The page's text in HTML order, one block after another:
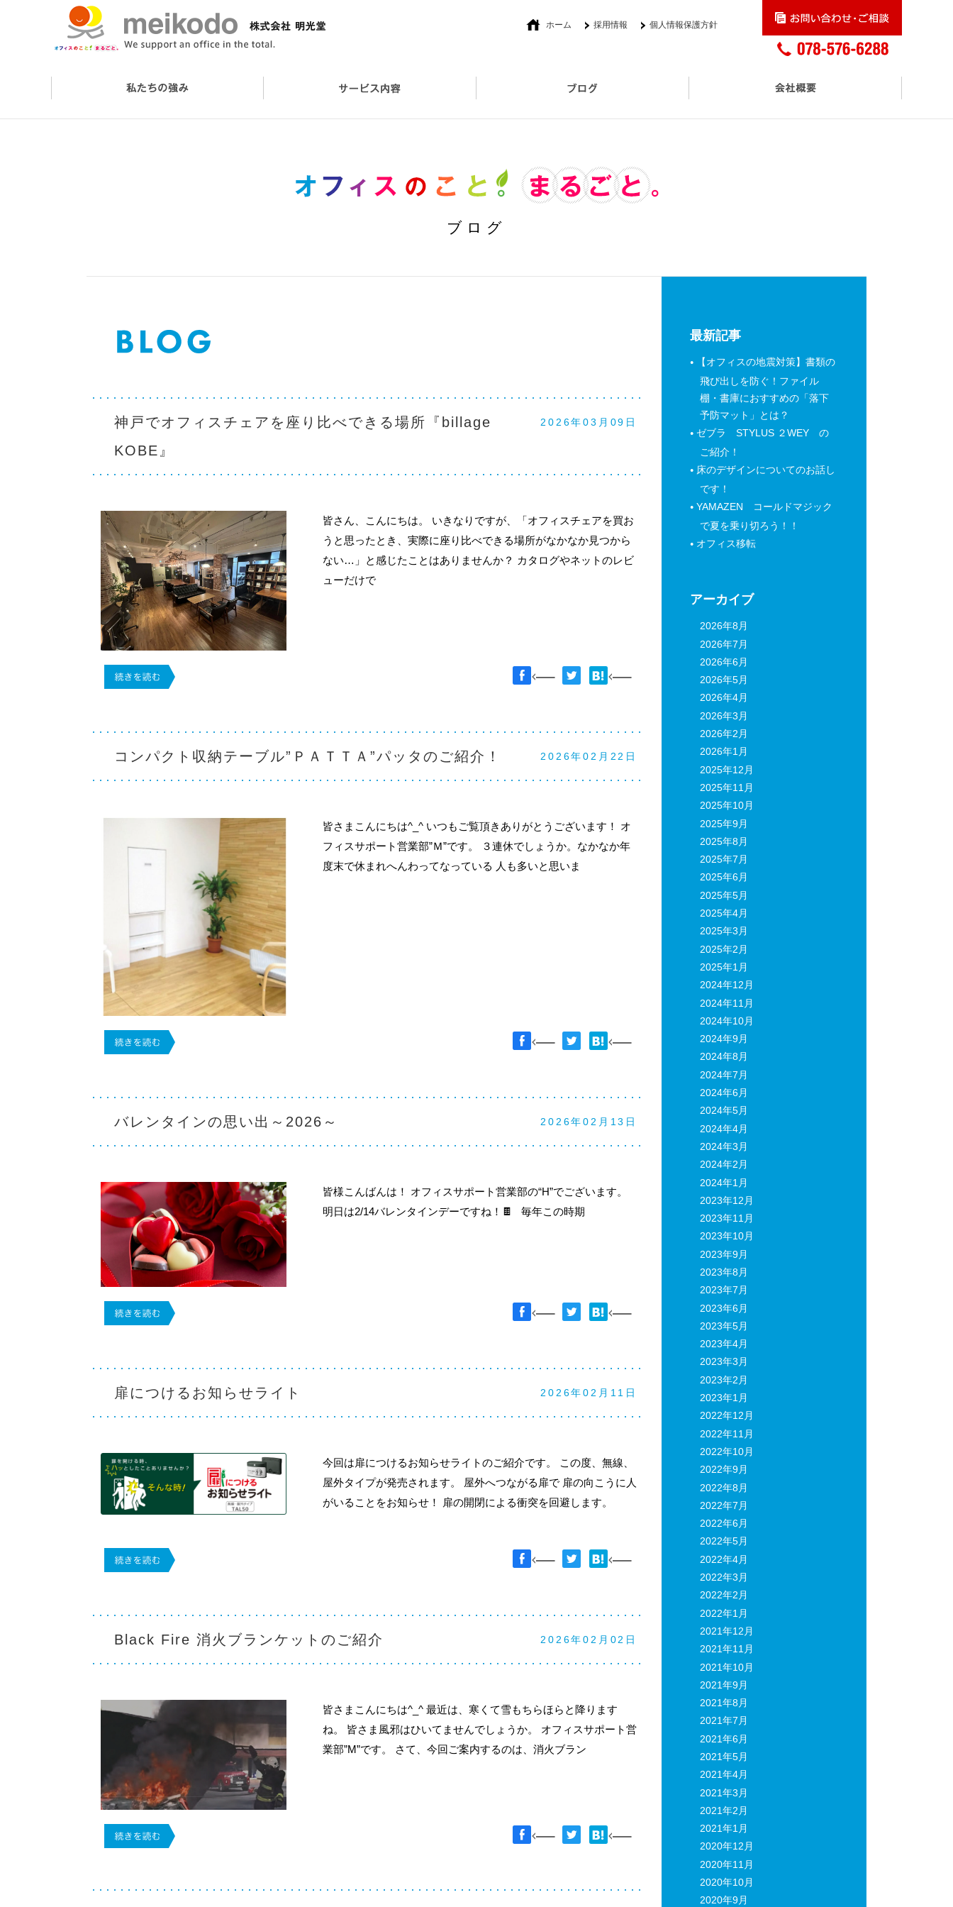
ホーム 採用情報 個人情報保護方針
ブログ
神戸でオフィスチェアを座り比べできる場所『billage
KOBE』
2026年03月09日
皆さん、こんにちは。 いきなりですが、「オフィスチェアを買お
うと思ったとき、実際に座り比べできる場所がなかなか見つから
ない…」と感じたことはありませんか？ カタログやネットのレビ
ューだけで
コンパクト収納テーブル”ＰＡＴＴＡ”パッタのご紹介！ 2026年02月22日
皆さまこんにちは^_^ いつもご覧頂きありがとうございます！ オ
フィスサポート営業部”Ｍ”です。 ３連休でしょうか。なかなか年
度末で休まれへんわってなっている 人も多いと思いま
バレンタインの思い出～2026～ 2026年02月13日
皆様こんばんは！ オフィスサポート営業部の“H”でございます。
明日は2/14バレンタインデーですね！🍫 毎年この時期
扉につけるお知らせライト 2026年02月11日
今回は扉につけるお知らせライトのご紹介です。 この度、無線、
屋外タイプが発売されます。 屋外へつながる扉で 扉の向こうに人
がいることをお知らせ！ 扉の開閉による衝突を回避します。
Black Fire 消火ブランケットのご紹介 2026年02月02日
皆さまこんにちは^_^ 最近は、寒くて雪もちらほらと降ります
ね。 皆さま風邪はひいてませんでしょうか。 オフィスサポート営
業部”M”です。 さて、今回ご案内するのは、消火ブラン
最新記事
【オフィスの地震対策】書類の
飛び出しを防ぐ！ファイル
棚・書庫におすすめの「落下
予防マット」とは？
ゼブラ STYLUS ２WEY の
ご紹介！
床のデザインについてのお話し
です！
YAMAZEN コールドマジック
で夏を乗り切ろう！！
オフィス移転
アーカイブ
2026年8月
2026年7月
2026年6月
2026年5月
2026年4月
2026年3月
2026年2月
2026年1月
2025年12月
2025年11月
2025年10月
2025年9月
2025年8月
2025年7月
2025年6月
2025年5月
2025年4月
2025年3月
2025年2月
2025年1月
2024年12月
2024年11月
2024年10月
2024年9月
2024年8月
2024年7月
2024年6月
2024年5月
2024年4月
2024年3月
2024年2月
2024年1月
2023年12月
2023年11月
2023年10月
2023年9月
2023年8月
2023年7月
2023年6月
2023年5月
2023年4月
2023年3月
2023年2月
2023年1月
2022年12月
2022年11月
2022年10月
2022年9月
2022年8月
2022年7月
2022年6月
2022年5月
2022年4月
2022年3月
2022年2月
2022年1月
2021年12月
2021年11月
2021年10月
2021年9月
2021年8月
2021年7月
2021年6月
2021年5月
2021年4月
2021年3月
2021年2月
2021年1月
2020年12月
2020年11月
2020年10月
2020年9月